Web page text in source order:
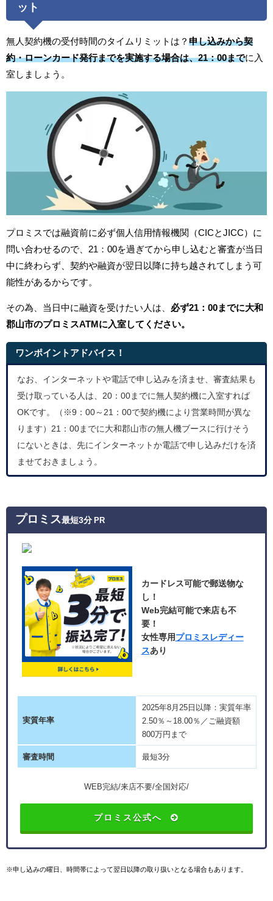
ット
無人契約機の受付時間のタイムリミットは？ 申し込みから契
約・ローンカード発行までを実施する場合は、21：00までに入
室しましょう。
プロミスでは融資前に必ず個人信用情報機関（CICとJICC）に
問い合わせるので、21：00を過ぎてから申し込むと審査が当日
中に終わらず、契約や融資が翌日以降に持ち越されてしまう可
能性があるからです。
その為、当日中に融資を受けたい人は、 必ず21：00までに大和
郡山市のプロミス ATMに入室してください。
ワンポイントアドバイス！
なお、インターネットや電話で申し込みを済ませ、審査結果も
受け取っている人は、20：00までに無人契約機に入室すれば
OKです。（※9：00～21：00で契約機により営業時間が異な
ります）21：00までに大和郡山市の無人機ブースに行けそう
にないときは、先にインターネットか電話で申し込みだけを済
ませておきましょう。
プロミス最短3分 PR
カードレス可能で郵送物な
し！
Web完結可能で来店も不
要！
女性専用 プロミスレディー
スあり
実質年率
2025年8月25日以降：実質年率
2.50％～18.00％／ご融資額
800万円まで
審査時間 最短3分
WEB完結/来店不要/全国対応/
プロミス公式へ
※申し込みの曜日、時間帯によって翌日以降の取り扱いとなる場合もあります。